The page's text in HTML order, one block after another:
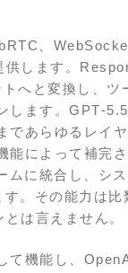
、
供します。
へと変換し、ツ
します。
であらゆるレイ
能によって補完さ
ムに統合し、シス
。その能力は比
は言えません。
て機能し、